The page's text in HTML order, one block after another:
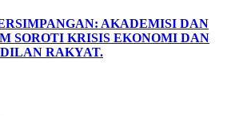
AKADEMISI DAN
SOROTI KRISIS EKONOMI DAN
RAKYAT.